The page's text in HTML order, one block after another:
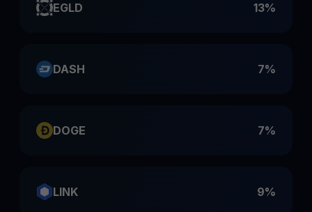
EGLD 13%
DASH 7%
DOGE 7%
LINK 9%